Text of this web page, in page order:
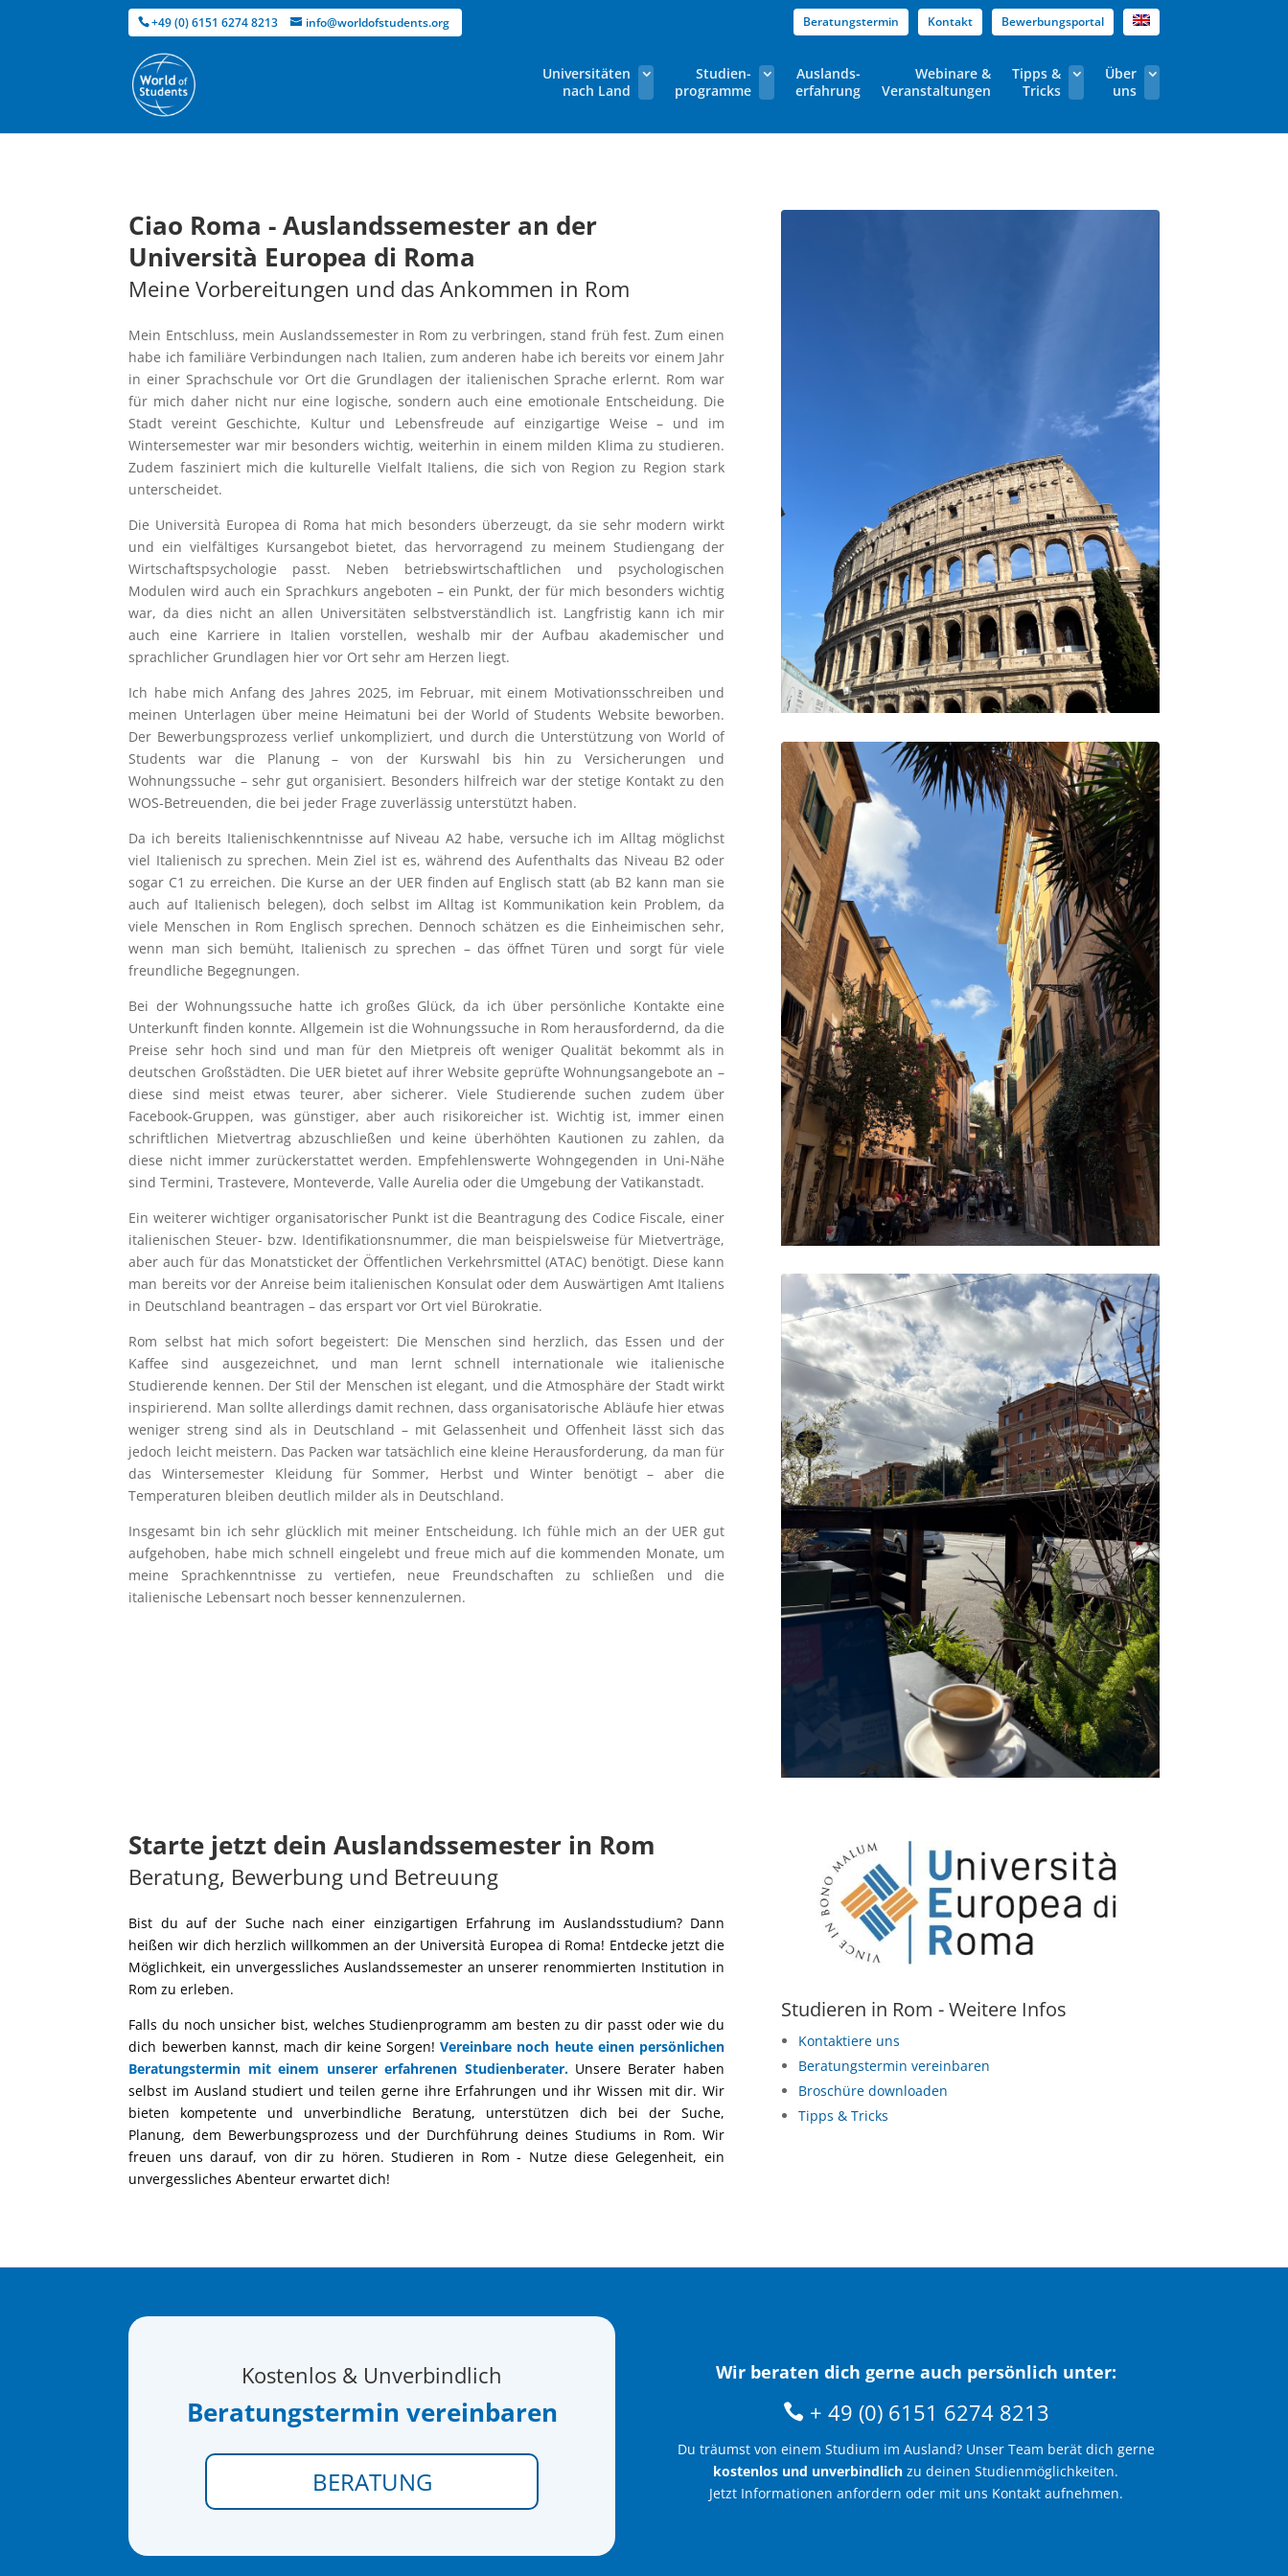
+49 (0) 6151 6274 8213 info@worldofstudents.org Beratungstermin Kontakt Bewerbungsportal
Universitäten
nach Land
Studien-
programme
Auslands-
erfahrung
Webinare &
Veranstaltungen
Tipps &
Tricks
Über
uns
Ciao Roma - Auslandssemester an der
Università Europea di Roma
Meine Vorbereitungen und das Ankommen in Rom
Mein Entschluss, mein Auslandssemester in Rom zu verbringen, stand früh fest. Zum einen
habe ich familiäre Verbindungen nach Italien, zum anderen habe ich bereits vor einem Jahr
in einer Sprachschule vor Ort die Grundlagen der italienischen Sprache erlernt. Rom war
für mich daher nicht nur eine logische, sondern auch eine emotionale Entscheidung. Die
Stadt vereint Geschichte, Kultur und Lebensfreude auf einzigartige Weise – und im
Wintersemester war mir besonders wichtig, weiterhin in einem milden Klima zu studieren.
Zudem fasziniert mich die kulturelle Vielfalt Italiens, die sich von Region zu Region stark
unterscheidet.
Die Università Europea di Roma hat mich besonders überzeugt, da sie sehr modern wirkt
und ein vielfältiges Kursangebot bietet, das hervorragend zu meinem Studiengang der
Wirtschaftspsychologie passt. Neben betriebswirtschaftlichen und psychologischen
Modulen wird auch ein Sprachkurs angeboten – ein Punkt, der für mich besonders wichtig
war, da dies nicht an allen Universitäten selbstverständlich ist. Langfristig kann ich mir
auch eine Karriere in Italien vorstellen, weshalb mir der Aufbau akademischer und
sprachlicher Grundlagen hier vor Ort sehr am Herzen liegt.
Ich habe mich Anfang des Jahres 2025, im Februar, mit einem Motivationsschreiben und
meinen Unterlagen über meine Heimatuni bei der World of Students Website beworben.
Der Bewerbungsprozess verlief unkompliziert, und durch die Unterstützung von World of
Students war die Planung – von der Kurswahl bis hin zu Versicherungen und
Wohnungssuche – sehr gut organisiert. Besonders hilfreich war der stetige Kontakt zu den
WOS-Betreuenden, die bei jeder Frage zuverlässig unterstützt haben.
Da ich bereits Italienischkenntnisse auf Niveau A2 habe, versuche ich im Alltag möglichst
viel Italienisch zu sprechen. Mein Ziel ist es, während des Aufenthalts das Niveau B2 oder
sogar C1 zu erreichen. Die Kurse an der UER finden auf Englisch statt (ab B2 kann man sie
auch auf Italienisch belegen), doch selbst im Alltag ist Kommunikation kein Problem, da
viele Menschen in Rom Englisch sprechen. Dennoch schätzen es die Einheimischen sehr,
wenn man sich bemüht, Italienisch zu sprechen – das öffnet Türen und sorgt für viele
freundliche Begegnungen.
Bei der Wohnungssuche hatte ich großes Glück, da ich über persönliche Kontakte eine
Unterkunft finden konnte. Allgemein ist die Wohnungssuche in Rom herausfordernd, da die
Preise sehr hoch sind und man für den Mietpreis oft weniger Qualität bekommt als in
deutschen Großstädten. Die UER bietet auf ihrer Website geprüfte Wohnungsangebote an –
diese sind meist etwas teurer, aber sicherer. Viele Studierende suchen zudem über
Facebook-Gruppen, was günstiger, aber auch risikoreicher ist. Wichtig ist, immer einen
schriftlichen Mietvertrag abzuschließen und keine überhöhten Kautionen zu zahlen, da
diese nicht immer zurückerstattet werden. Empfehlenswerte Wohngegenden in Uni-Nähe
sind Termini, Trastevere, Monteverde, Valle Aurelia oder die Umgebung der Vatikanstadt.
Ein weiterer wichtiger organisatorischer Punkt ist die Beantragung des Codice Fiscale, einer
italienischen Steuer- bzw. Identifikationsnummer, die man beispielsweise für Mietverträge,
aber auch für das Monatsticket der Öffentlichen Verkehrsmittel (ATAC) benötigt. Diese kann
man bereits vor der Anreise beim italienischen Konsulat oder dem Auswärtigen Amt Italiens
in Deutschland beantragen – das erspart vor Ort viel Bürokratie.
Rom selbst hat mich sofort begeistert: Die Menschen sind herzlich, das Essen und der
Kaffee sind ausgezeichnet, und man lernt schnell internationale wie italienische
Studierende kennen. Der Stil der Menschen ist elegant, und die Atmosphäre der Stadt wirkt
inspirierend. Man sollte allerdings damit rechnen, dass organisatorische Abläufe hier etwas
weniger streng sind als in Deutschland – mit Gelassenheit und Offenheit lässt sich das
jedoch leicht meistern. Das Packen war tatsächlich eine kleine Herausforderung, da man für
das Wintersemester Kleidung für Sommer, Herbst und Winter benötigt – aber die
Temperaturen bleiben deutlich milder als in Deutschland.
Insgesamt bin ich sehr glücklich mit meiner Entscheidung. Ich fühle mich an der UER gut
aufgehoben, habe mich schnell eingelebt und freue mich auf die kommenden Monate, um
meine Sprachkenntnisse zu vertiefen, neue Freundschaften zu schließen und die
italienische Lebensart noch besser kennenzulernen.
Starte jetzt dein Auslandssemester in Rom
Beratung, Bewerbung und Betreuung
Bist du auf der Suche nach einer einzigartigen Erfahrung im Auslandsstudium? Dann
heißen wir dich herzlich willkommen an der Università Europea di Roma! Entdecke jetzt die
Möglichkeit, ein unvergessliches Auslandssemester an unserer renommierten Institution in
Rom zu erleben.
Falls du noch unsicher bist, welches Studienprogramm am besten zu dir passt oder wie du
dich bewerben kannst, mach dir keine Sorgen!Vereinbare noch heute einen persönlichen
Beratungstermin mit einem unserer erfahrenen Studienberater.Unsere Berater haben
selbst im Ausland studiert und teilen gerne ihre Erfahrungen und ihr Wissen mit dir. Wir
bieten kompetente und unverbindliche Beratung, unterstützen dich bei der Suche,
Planung, dem Bewerbungsprozess und der Durchführung deines Studiums in Rom. Wir
freuen uns darauf, von dir zu hören. Studieren in Rom - Nutze diese Gelegenheit, ein
unvergessliches Abenteur erwartet dich!
Studieren in Rom - Weitere Infos
Kontaktiere uns
Beratungstermin vereinbaren
Broschüre downloaden
Tipps & Tricks
Kostenlos & Unverbindlich
Beratungstermin vereinbaren
BERATUNG
Wir beraten dich gerne auch persönlich unter:
+ 49 (0) 6151 6274 8213
Du träumst von einem Studium im Ausland? Unser Team berät dich gerne
kostenlos und unverbindlich zu deinen Studienmöglichkeiten.
Jetzt Informationen anfordern oder mit uns Kontakt aufnehmen.